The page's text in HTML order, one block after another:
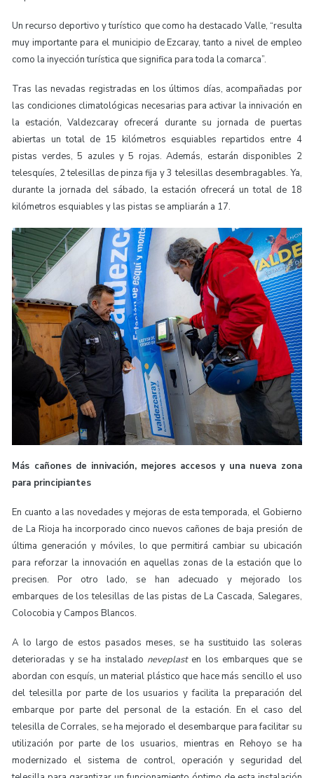
Un recurso deportivo y turístico que como ha destacado Valle, “resulta
muy importante para el municipio de Ezcaray, tanto a nivel de empleo
como la inyección turística que significa para toda la comarca”.
Tras las nevadas registradas en los últimos días, acompañadas por
las condiciones climatológicas necesarias para activar la innivación en
la estación, Valdezcaray ofrecerá durante su jornada de puertas
abiertas un total de 15 kilómetros esquiables repartidos entre 4
pistas verdes, 5 azules y 5 rojas. Además, estarán disponibles 2
telesquíes, 2 telesillas de pinza fija y 3 telesillas desembragables. Ya,
durante la jornada del sábado, la estación ofrecerá un total de 18
kilómetros esquiables y las pistas se ampliarán a 17.
Más cañones de innivación, mejores accesos y una nueva zona
para principiantes
En cuanto a las novedades y mejoras de esta temporada, el Gobierno
de La Rioja ha incorporado cinco nuevos cañones de baja presión de
última generación y móviles, lo que permitirá cambiar su ubicación
para reforzar la innovación en aquellas zonas de la estación que lo
precisen. Por otro lado, se han adecuado y mejorado los
embarques de los telesillas de las pistas de La Cascada, Salegares,
Colocobia y Campos Blancos.
A lo largo de estos pasados meses, se ha sustituido las soleras
deterioradas y se ha instalado neveplasten los embarques que se
abordan con esquís, un material plástico que hace más sencillo el uso
del telesilla por parte de los usuarios y facilita la preparación del
embarque por parte del personal de la estación. En el caso del
telesilla de Corrales, se ha mejorado el desembarque para facilitar su
utilización por parte de los usuarios, mientras en Rehoyo se ha
modernizado el sistema de control, operación y seguridad del